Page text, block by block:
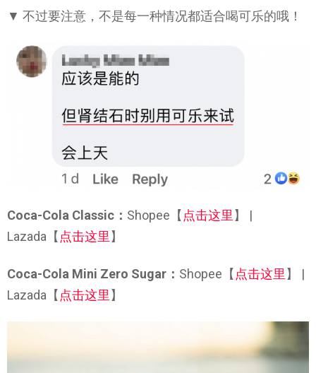
▼ 不过要注意，不是每一种情况都适合喝可乐的哦！
Coca-Cola Classic： Shopee【 点击这里 】 |
Lazada【 点击这里 】
Coca-Cola Mini Zero Sugar： Shopee【 点击这里 】 |
Lazada【 点击这里 】